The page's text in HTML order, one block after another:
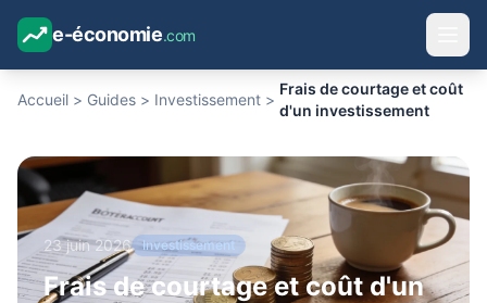
e-économie.com
Accueil > Guides > Investissement >
Frais de courtage et coût
d'un investissement
23 juin 2026 Investissement
Frais de courtage et coût d'un